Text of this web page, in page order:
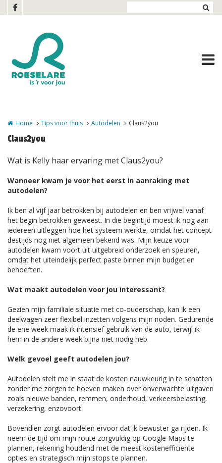
Overslaan en naar de inhoud gaan
Home Tips voor thuis Autodelen Claus2you
Claus2you
Wat is Kelly haar ervaring met Claus2you?
Wanneer kwam je voor het eerst in aanraking met
autodelen?
Ik ben al vijf jaar betrokken bij autodelen en ben vrijwel vanaf
het begin betrokken geweest. In die begintijd moest ik nog aan
iedereen uitleggen hoe het systeem werkte, omdat het concept
destijds nog niet algemeen bekend was. Mijn keuze voor
autodelen kwam voort uit uitgebreid onderzoek en speuren,
omdat het uiteindelijk perfect paste binnen mijn budget en
behoeften.
Wat maakt autodelen voor jou interessant?
Gezien mijn familiale situatie met co-ouderschap, kan ik een
deelwagen zeer flexibel inzetten volgens mijn noden. Gedurende
de ene week maak ik intensief gebruik van de auto, terwijl ik
hem in de andere week bijna niet nodig heb.
Welk gevoel geeft autodelen jou?
Autodelen stelt me in staat de kosten nauwkeurig in te schatten
zonder me zorgen te hoeven maken over onverwachte uitgaven
zoals nieuwe banden, remmen, onderhoud, verkeersbelasting,
verzekering, enzovoort.
Bovendien zorgt autodelen ervoor dat ik bewuster ga rijden. Ik
neem de tijd om mijn route zorgvuldig op Google Maps te
plannen, rekening houdend met de meest kostenefficiënte
opties en strategisch mijn stops te plannen.